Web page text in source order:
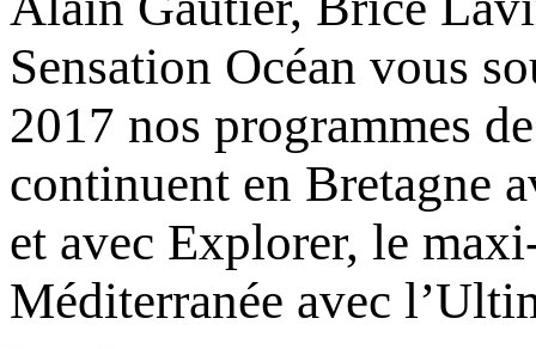
Sensation Océan vous
2017 nos programmes
continuent en Bretagne
et avec Explorer, le
Méditerranée avec